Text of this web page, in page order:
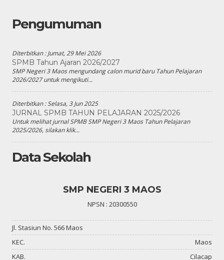
Pengumuman
Diterbitkan :Jumat, 29 Mei 2026
SPMB Tahun Ajaran 2026/2027
SMP Negeri 3 Maos mengundang calon murid baru Tahun Pelajaran
2026/2027 untuk mengikuti...
Diterbitkan :Selasa, 3 Jun 2025
JURNAL SPMB TAHUN PELAJARAN 2025/2026
Untuk melihat jurnal SPMB SMP Negeri 3 Maos Tahun Pelajaran
2025/2026, silakan klik...
Data Sekolah
SMP NEGERI 3 MAOS
NPSN : 20300550
Jl. Stasiun No. 566 Maos
KEC.
Maos
KAB.
Cilacap